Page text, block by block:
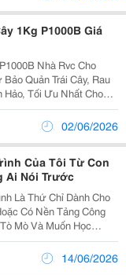
1Kg P1000B Giá
Nhà Rvc Cho
Quản Trái Cây, Rau
Hảo, Tối Ưu Nhất Cho
Mang Đến Cho Người
Gọn Gàng, Bắt Mắt,
02/06/2026
Của Tôi Từ Con
Ai Nói Trước
Là Thứ Chỉ Dành Cho
Có Nền Tảng Công
Mò Và Muốn Học
Đầu Từ Con Số 0.
Lộ Trình Hoàn Hảo,
14/06/2026